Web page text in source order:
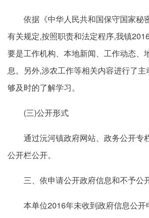
依据《中华人民共和国保守国家秘
有关规定,按照职责和法定程序,我镇
要是工作机构、本地新闻、工作动态、
息。另外,涉农工作等相关内容进行了
够及时的了解学习。
(三)公开形式
通过沅河镇政府网站、政务公开专
公开栏公开。
三、依申请公开政府信息和不予公
本单位2016年未收到政府信息公开